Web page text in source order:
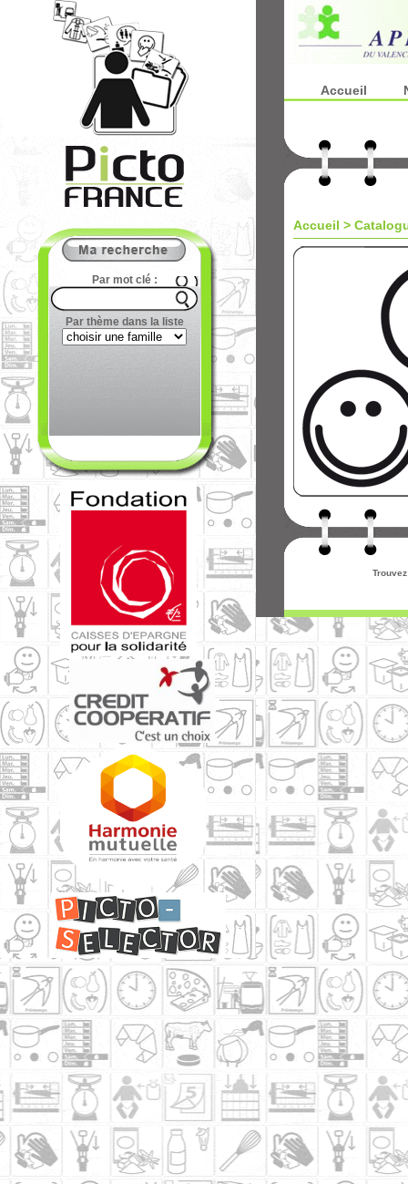
Par mot clé :
Par thème dans la liste
Accueil
Accueil >